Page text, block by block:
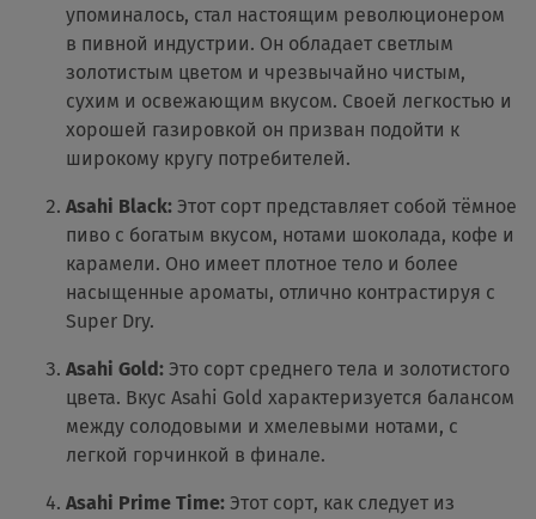
упоминалось, стал настоящим революционером
в пивной индустрии. Он обладает светлым
золотистым цветом и чрезвычайно чистым,
сухим и освежающим вкусом. Своей легкостью и
хорошей газировкой он призван подойти к
широкому кругу потребителей.
Asahi Black: Этот сорт представляет собой тёмное
пиво с богатым вкусом, нотами шоколада, кофе и
карамели. Оно имеет плотное тело и более
насыщенные ароматы, отлично контрастируя с
Super Dry.
Asahi Gold: Это сорт среднего тела и золотистого
цвета. Вкус Asahi Gold характеризуется балансом
между солодовыми и хмелевыми нотами, с
легкой горчинкой в финале.
Asahi Prime Time: Этот сорт, как следует из